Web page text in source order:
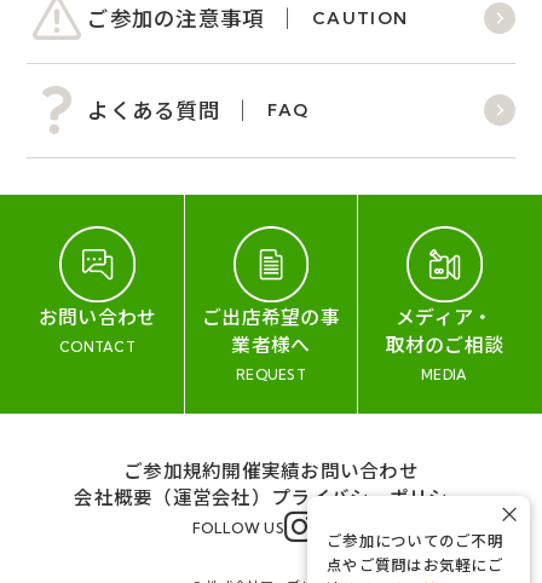
ご参加の注意事項 CAUTION
よくある質問 FAQ
お問い合わせ
CONTACT
ご出店希望の事
業者様へ
REQUEST
メディア・
取材のご相談
MEDIA
ご参加規約開催実績お問い合わせ
会社概要（運営会社） プライバシーポリシー
FOLLOW US
ご参加についてのご不明
点やご質問はお気軽にご
×